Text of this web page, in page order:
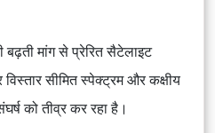
बढ़ती मांग से प्रेरित सैटेलाइट
सीमित स्पेक्ट्रम और कक्षीय
को तीव्र कर रहा है।